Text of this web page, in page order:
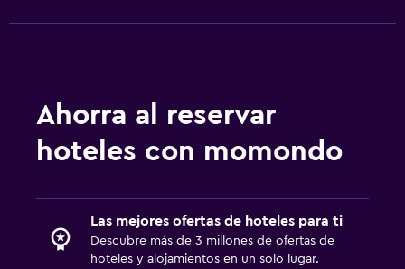
Lavandería
Lavandería
Plancha y tabla de planchar
Habitación
Ahorra al reservar
hoteles con momondo
Las mejores ofertas de hoteles para ti
Descubre más de 3 millones de ofertas de
hoteles y alojamientos en un solo lugar.